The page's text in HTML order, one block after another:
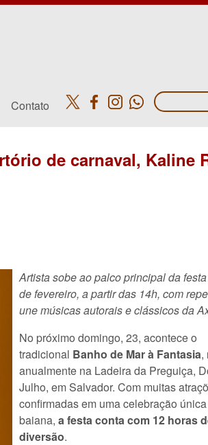
Contato
de carnaval, Kaline
Artista sobe ao palco principal da
de fevereiro, a partir das 14h, com
une músicas autorais e clássicos da
No próximo domingo, 23, acontece o
tradicional Banho de Mar à Fantasia,
anualmente na Ladeira da Preguiça,
Julho, em Salvador. Com muitas
confirmadas em uma celebração
baiana, a festa conta com 12 horas
diversão.